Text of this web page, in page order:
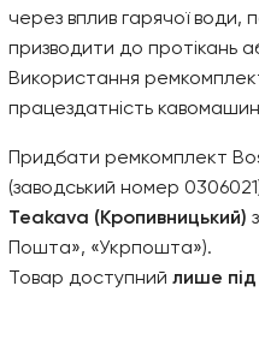
через вплив гарячої
призводити до протікань
Використання
працездатність
Придбати ремкомплект
(заводський номер
Teakava (Кропивницький)
Пошта», «Укрпошта»).
Товар доступний лише